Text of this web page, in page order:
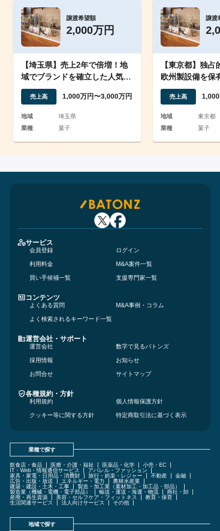
譲渡希望額
2,000万円
【埼玉県】売上2年で倍増！地
域でブランドを確立した人気洋
菓子店
売上高 1,000万円〜3,000万円
地域
埼玉県
業種
菓子
譲渡
【東京都】独
欧州製設備を保
ーツブランド
売上高
地域
東京都
業種
菓子
サービス
会員登録
ログイン
利用料金
M&A案件一覧
買い手候補一覧
支援専門家一覧
コンテンツ
よくある質問
M&A事例・コラム
よく検索されるキーワード一覧
運営会社・サポート
運営会社
数字で見るバトンズ
採用情報
お知らせ
お問合せ
サイトマップ
各種規約・方針
利用規約
個人情報保護方針
クッキー等に関する方針
特定商取引法に基づく表示
業種で探す
飲食店・食品 医療・介護・福祉 医薬品・化学
小売・EC
IT・Web・情報通信サービス
アパレル・ファッション
家具・家電・日用品・消費財
旅行・娯楽・レジャー 不動産
金融
広告・出版・放送
エネルギー・電力
農林水産業
建築・建設・土木・工事
製造・加工業（素材加工・加工品・部品）
製造業（機械・電機・電子部品）
輸送・運送・海運・物流
商社・卸
産廃・再生資源
美容・セルフケア・フィットネス
教育・保育
生活関連サービス
法人向けサービス その他
地域で探す